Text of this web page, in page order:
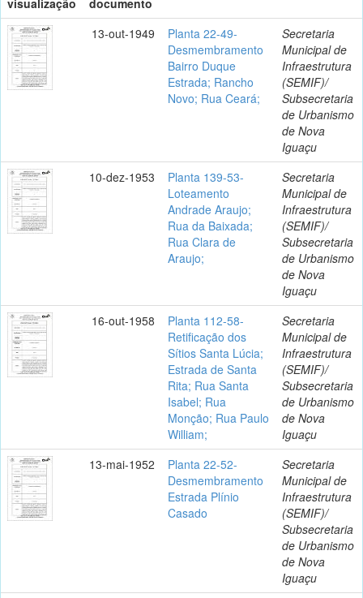
13-out-1949
Planta 22-49-
Desmembramento
Bairro Duque
Estrada; Rancho
Novo; Rua Ceará;
Secretaria
Municipal de
Infraestrutura
(SEMIF)/
Subsecretaria
de Urbanismo
de Nova
Iguaçu
10-dez-1953
Planta 139-53-
Loteamento
Andrade Araujo;
Rua da Baixada;
Rua Clara de
Araujo;
Secretaria
Municipal de
Infraestrutura
(SEMIF)/
Subsecretaria
de Urbanismo
de Nova
Iguaçu
16-out-1958
Planta 112-58-
Retificação dos
Sítios Santa Lúcia;
Estrada de Santa
Rita; Rua Santa
Isabel; Rua
Monção; Rua Paulo
William;
Secretaria
Municipal de
Infraestrutura
(SEMIF)/
Subsecretaria
de Urbanismo
de Nova
Iguaçu
13-mai-1952
Planta 22-52-
Desmembramento
Estrada Plínio
Casado
Secretaria
Municipal de
Infraestrutura
(SEMIF)/
Subsecretaria
de Urbanismo
de Nova
Iguaçu